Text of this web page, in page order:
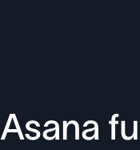
Asana